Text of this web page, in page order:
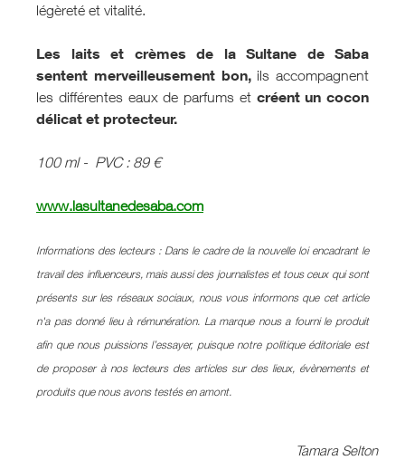
légèreté et vitalité.
Les laits et crèmes de la Sultane de Saba
sentent merveilleusement bon,ils accompagnent
les différentes eaux de parfums etcréent un cocon
délicat et protecteur.
100 ml - PVC : 89 €
www.lasultanedesaba.com
Informations des lecteurs : Dans le cadre de la nouvelle loi encadrant le
travail des influenceurs, mais aussi des journalistes et tous ceux qui sont
présents sur les réseaux sociaux, nous vous informons que cet article
n'a pas donné lieu à rémunération. La marque nous a fourni le produit
afin que nous puissions l’essayer, puisque notre politique éditoriale est
de proposer à nos lecteurs des articles sur des lieux, évènements et
produits que nous avons testés en amont.
Tamara Selton